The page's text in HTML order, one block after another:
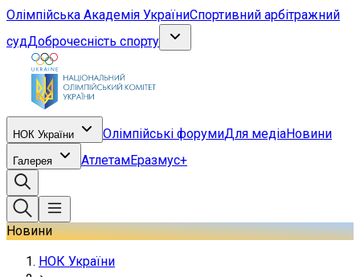
Олімпійська Академія УкраїниСпортивний арбітражний
судДоброчесність спорту
НОК України Олімпійські форумиДля медіаНовини
Галерея АтлетамЕразмус+
Новини
НОК України